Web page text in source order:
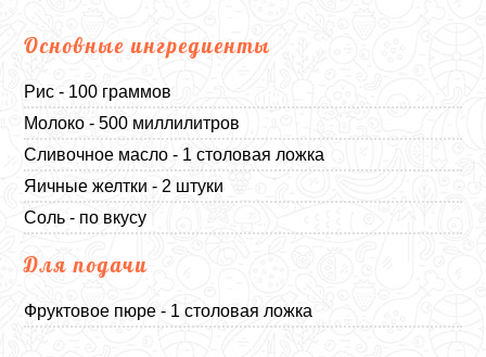
Основные ингредиенты
Рис - 100 граммов
Молоко - 500 миллилитров
Сливочное масло - 1 столовая ложка
Яичные желтки - 2 штуки
Соль - по вкусу
Для подачи
Фруктовое пюре - 1 столовая ложка